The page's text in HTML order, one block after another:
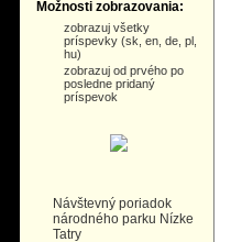
Možnosti zobrazovania:
zobrazuj všetky
príspevky (sk, en, de, pl,
hu)
zobrazuj od prvého po
posledne pridaný
príspevok
Návštevný poriadok
národného parku Nízke
Tatry